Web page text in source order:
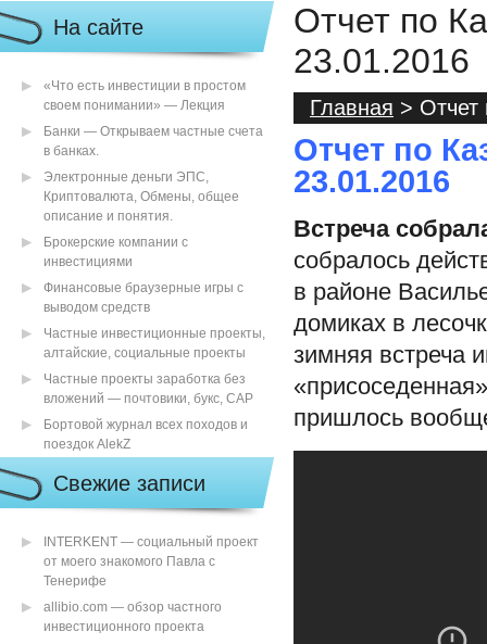
На сайте
«Что есть инвестиции в простом
своем понимании» — Лекция
Банки — Открываем частные счета
в банках.
Электронные деньги ЭПС,
Криптовалюта, Обмены, общее
описание и понятия.
Брокерские компании с
инвестициями
Финансовые браузерные игры с
выводом средств
Частные инвестиционные проекты,
алтайские, социальные проекты
Частные проекты заработка без
вложений — почтовики, букс, САР
Бортовой журнал всех походов и
поездок AlekZ
Свежие записи
INTERKENT — социальный проект
от моего знакомого Павла с
Тенерифе
allibio.com — обзор частного
инвестиционного проекта
Отчет по
23.01.2016
Главная > Отчет
Отчет по
23.01.2016
Встреча
собралось
в районе
домиках в
зимняя встреча
пришлось